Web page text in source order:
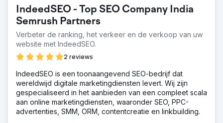
IndeedSEO - Top SEO Company India
Semrush Partners
Verbeter de ranking, het verkeer en de verkoop van uw
website met IndeedSEO.
2 reviews
IndeedSEO is een toonaangevend SEO-bedrijf dat
wereldwijd digitale marketingdiensten levert. Wij zijn
gespecialiseerd in het aanbieden van een compleet scala
aan online marketingdiensten, waaronder SEO, PPC-
advertenties, SMM, ORM, contentcreatie en linkbuilding.